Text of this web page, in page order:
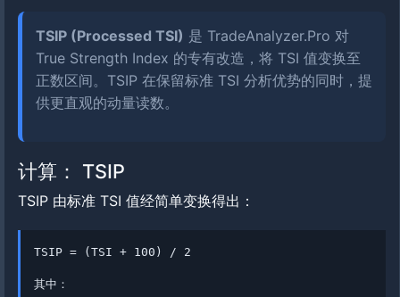
TSIP (Processed TSI) 是 TradeAnalyzer.Pro 对
True Strength Index 的专有改造，将 TSI 值变换至
正数区间。TSIP 在保留标准 TSI 分析优势的同时，提
供更直观的动量读数。
计算： TSIP
TSIP 由标准 TSI 值经简单变换得出：
TSIP = (TSI + 100) / 2
其中：